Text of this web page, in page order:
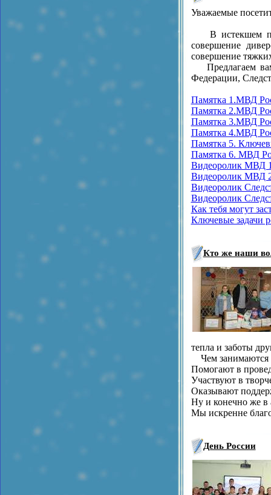
Уважаемые
В истекшем
совершение
совершение
Предлагаем вам
Федерации,
Памятка 1.МВД
Памятка 2.МВД
Памятка 3.МВД
Памятка 4.МВД
Памятка 5.
Памятка 6. МВД
Видеоролик МВД
Видеоролик МВД
Видеоролик
Видеоролик
Как тебя могут
Ключевые задачи
Кто же наши
тепла и заботы
Чем занимаются
Помогают в
Участвуют в
Оказывают
Ну и конечно же
Мы искренне
День России